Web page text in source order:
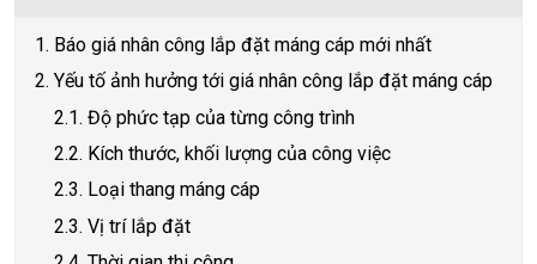
1. Báo giá nhân công lắp đặt máng cáp mới nhất
2. Yếu tố ảnh hưởng tới giá nhân công lắp đặt máng cáp
2.1. Độ phức tạp của từng công trình
2.2. Kích thước, khối lượng của công việc
2.3. Loại thang máng cáp
2.3. Vị trí lắp đặt